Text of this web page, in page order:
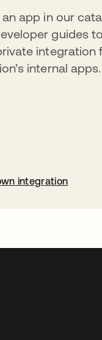
an app in our
guides
integration
internal apps.
integration